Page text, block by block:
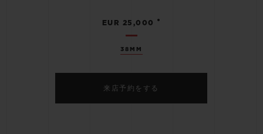
38MM
EUR 25,000 •
来店予約をする